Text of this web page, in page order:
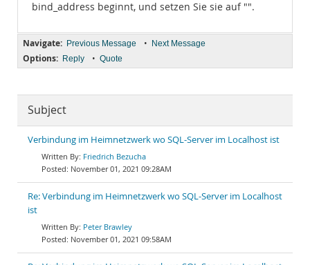
bind_address beginnt, und setzen Sie sie auf "".
Navigate: Previous Message • Next Message
Options: Reply • Quote
Subject
Verbindung im Heimnetzwerk wo SQL-Server im Localhost ist
Friedrich Bezucha
November 01, 2021 09:28AM
Re: Verbindung im Heimnetzwerk wo SQL-Server im Localhost
ist
Peter Brawley
November 01, 2021 09:58AM